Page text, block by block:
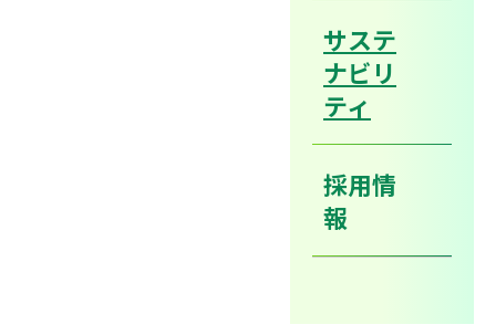
サステ
ナビリ
ティ
採用情
報
私達三和油化グループは、「環境ニーズを創造する」を